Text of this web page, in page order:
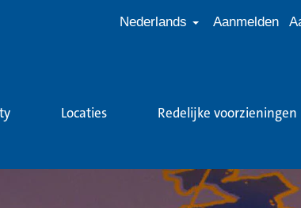
Nederlands Aanmelden
Locaties Redelijke voorzieningen